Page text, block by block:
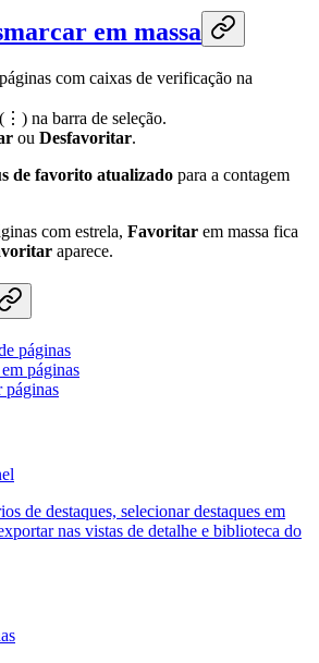
em massa
com caixas de verificação na
(⋮) na barra de seleção.
ou Desfavoritar.
de favorito atualizado para a contagem
com estrela, Favoritar em massa fica
aparece.
páginas
páginas
páginas
de destaques, selecionar destaques em
nas vistas de detalhe e biblioteca do